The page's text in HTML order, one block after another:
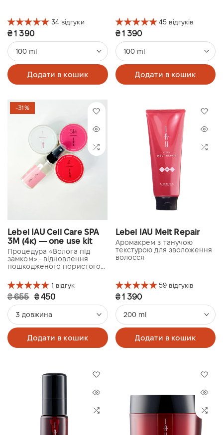
34 відгуки
₴ 1 390
100 ml
Додати в кошик
45 відгуків
₴ 1 390
100 ml
Додати в кошик
-31%
Lebel IAU Cell Care SPA
3M (4к) — one use kit
Процедура «Волога під
замком» - відновлення
пошкодженого пористого
1 відгук
₴ 655 ₴ 450
3 довжина
Додати в кошик
Lebel IAU Melt Repair
Аромакрем з танучою
текстурою для зволоження
волосся
59 відгуків
₴ 1 390
200 ml
Додати в кошик